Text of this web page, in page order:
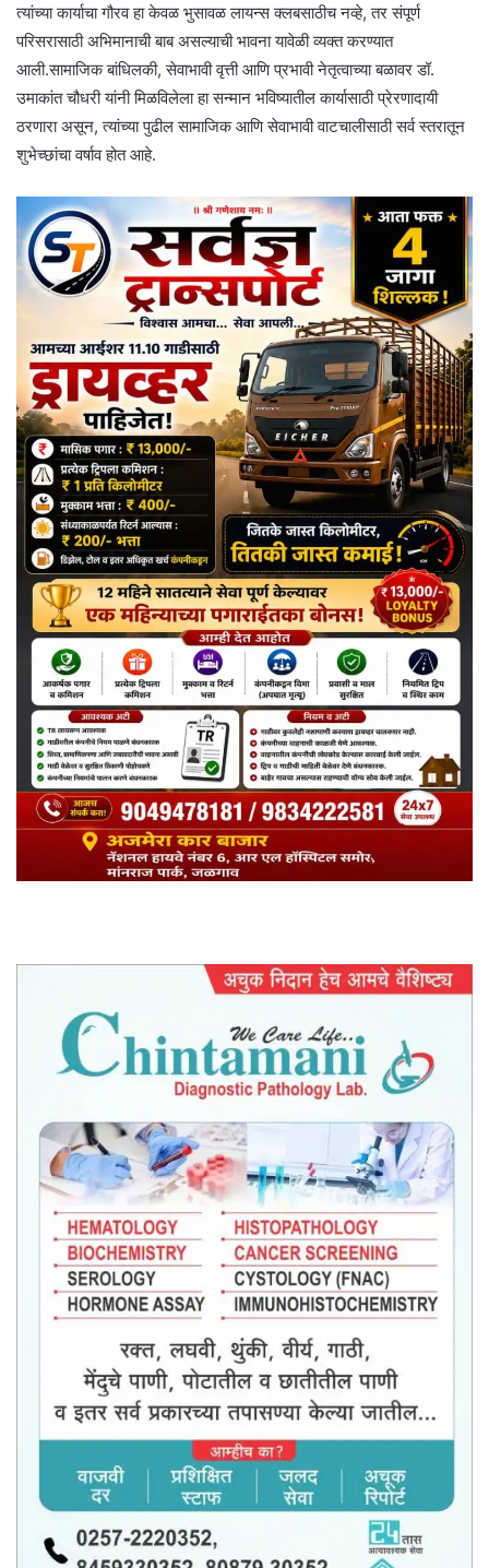
त्यांच्या कार्याचा गौरव हा केवळ भुसावळ लायन्स क्लबसाठीच नव्हे, तर संपूर्ण
परिसरासाठी अभिमानाची बाब असल्याची भावना यावेळी व्यक्त करण्यात
आली.सामाजिक बांधिलकी, सेवाभावी वृत्ती आणि प्रभावी नेतृत्वाच्या बळावर डॉ.
उमाकांत चौधरी यांनी मिळविलेला हा सन्मान भविष्यातील कार्यासाठी प्रेरणादायी
ठरणारा असून, त्यांच्या पुढील सामाजिक आणि सेवाभावी वाटचालीसाठी सर्व स्तरातून
शुभेच्छांचा वर्षाव होत आहे.